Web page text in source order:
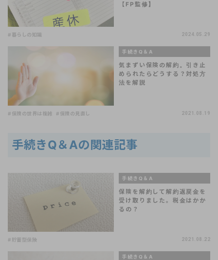
【FP監修】
#暮らしの知識 2024.05.29
手続きQ＆A
気まずい保険の解約。引き止
められたらどうする？対処方
法を解説
#保険の世界は複雑 #保険の見直し 2021.08.19
手続きQ＆Aの関連記事
手続きQ＆A
保険を解約して解約返戻金を
受け取りました。税金はかか
るの？
#貯蓄型保険 2021.08.22
手続きQ＆A